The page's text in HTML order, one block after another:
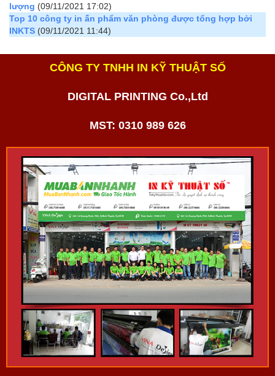
lượng (09/11/2021 17:02)
Top 10 công ty in ấn phẩm văn phòng được tổng hợp bởi
INKTS (09/11/2021 11:44)
CÔNG TY TNHH IN KỸ THUẬT SỐ
DIGITAL PRINTING Co.,Ltd
MST: 0310 989 626